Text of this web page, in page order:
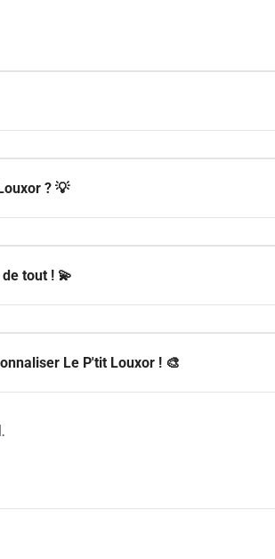
? 💡
tout ! 💫
Le P'tit Louxor ! 🎨